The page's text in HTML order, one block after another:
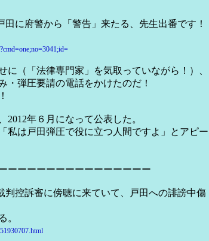
に府警から「警告」来たる、先生出番です！
に（「法律専門家」を気取っていながら！）、
・弾圧要請の電話をかけたのだ！
年６月になって公表した。
は戸田弾圧で役に立つ人間ですよ」とアピー
ーーーーーーーーーーーーーーー
控訴審に傍聴に来ていて、戸田への誹謗中傷
。